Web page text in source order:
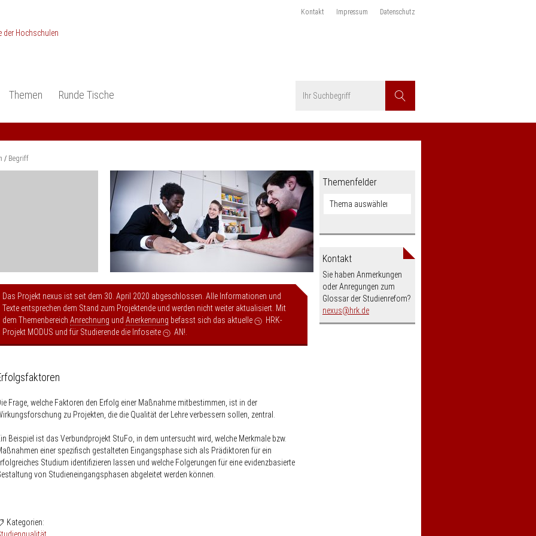
Kontakt Impressum Datenschutz
Suchen
Themen
Studieneingangsphase
Studienqualität
Praxisbezüge
Runde Tische
Anerkennung
wissenschaften
Begriff
Das Projekt nexus ist seit dem 30. April 2020 abgeschlossen. Alle Informationen und
Texte entsprechen dem Stand zum Projektende und werden nicht weiter aktualisiert. Mit
dem Themenbereich Anrechnung und Anerkennung befasst sich das aktuelle
HRK-
Projekt MODUS und für Studierende die Infoseite AN!
Frage, welche Faktoren den Erfolg einer Maßnahme mitbestimmen, ist in der
zu Projekten, die die Qualität der Lehre verbessern sollen, zentral.
Beispiel ist das Verbundprojekt StuFo, in dem untersucht wird, welche Merkmale bzw.
einer spezifisch gestalteten Eingangsphase sich als Prädiktoren für ein
Studium identifizieren lassen und welche Folgerungen für eine evidenzbasierte
von Studieneingangsphasen abgeleitet werden können.
Kategorien:
Themenfelder
Kontakt
Sie haben Anmerkungen
oder Anregungen zum
Glossar der Studienrefom?
nexus
nospam-
hrk.de